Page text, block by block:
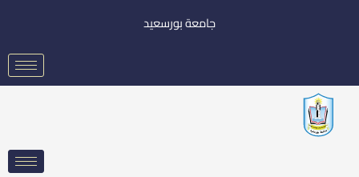
جامعة بورسعيد